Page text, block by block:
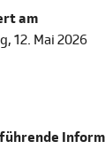
am
12. Mai 2026